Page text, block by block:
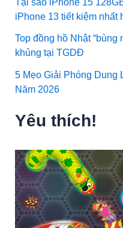
iPhone 13 tiết kiệm nhất
Top đồng hồ Nhật “bùng
khủng tại TGDĐ
5 Mẹo Giải Phóng Dung
Năm 2026
Yêu thích!